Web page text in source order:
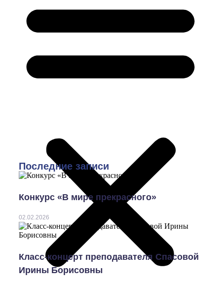
Последние записи
Конкурс «В мире прекрасного»
02.02.2026
Класс-концерт преподавателя Спасовой
Ирины Борисовны